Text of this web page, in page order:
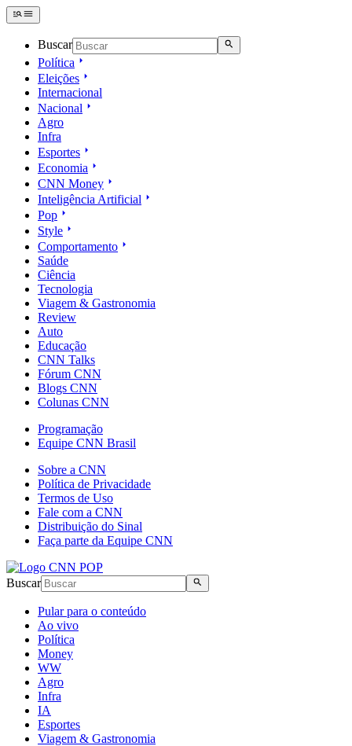
Buscar
Política
Eleições
Internacional
Nacional
Agro
Infra
Esportes
Economia
CNN Money
Inteligência Artificial
Pop
Style
Comportamento
Saúde
Ciência
Tecnologia
Viagem & Gastronomia
Review
Auto
Educação
CNN Talks
Fórum CNN
Blogs CNN
Colunas CNN
Programação
Equipe CNN Brasil
Sobre a CNN
Política de Privacidade
Termos de Uso
Fale com a CNN
Distribuição do Sinal
Faça parte da Equipe CNN
Buscar
Pular para o conteúdo
Ao vivo
Política
Money
WW
Agro
Infra
IA
Esportes
Viagem & Gastronomia